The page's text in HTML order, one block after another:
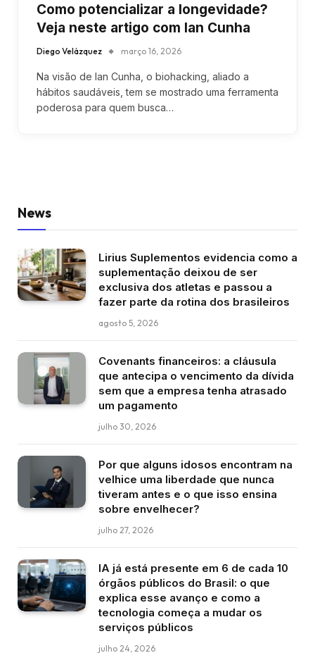
Como potencializar a longevidade?
Veja neste artigo com Ian Cunha
Diego Velázquez março 16, 2026
Na visão de Ian Cunha, o biohacking, aliado a
hábitos saudáveis, tem se mostrado uma ferramenta
poderosa para quem busca…
News
Lirius Suplementos evidencia como a
suplementação deixou de ser
exclusiva dos atletas e passou a
fazer parte da rotina dos brasileiros
agosto 5, 2026
Covenants financeiros: a cláusula
que antecipa o vencimento da dívida
sem que a empresa tenha atrasado
um pagamento
julho 30, 2026
Por que alguns idosos encontram na
velhice uma liberdade que nunca
tiveram antes e o que isso ensina
sobre envelhecer?
julho 27, 2026
IA já está presente em 6 de cada 10
órgãos públicos do Brasil: o que
explica esse avanço e como a
tecnologia começa a mudar os
serviços públicos
julho 24, 2026